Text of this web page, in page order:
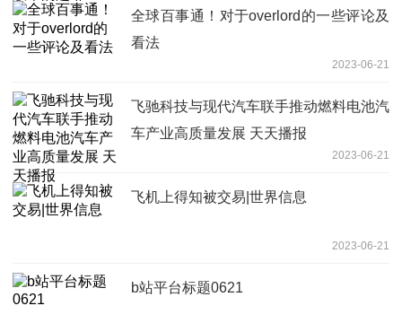
全球百事通！对于overlord的一些评论及
看法
2023-06-21
飞驰科技与现代汽车联手推动燃料电池汽
车产业高质量发展 天天播报
2023-06-21
飞机上得知被交易|世界信息
2023-06-21
b站平台标题0621